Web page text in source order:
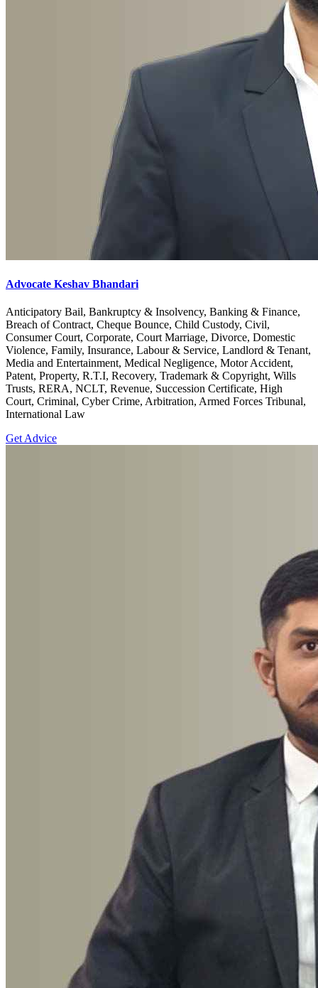
Advocate Keshav Bhandari
Anticipatory Bail, Bankruptcy & Insolvency, Banking & Finance,
Breach of Contract, Cheque Bounce, Child Custody, Civil,
Consumer Court, Corporate, Court Marriage, Divorce, Domestic
Violence, Family, Insurance, Labour & Service, Landlord & Tenant,
Media and Entertainment, Medical Negligence, Motor Accident,
Patent, Property, R.T.I, Recovery, Trademark & Copyright, Wills
Trusts, RERA, NCLT, Revenue, Succession Certificate, High
Court, Criminal, Cyber Crime, Arbitration, Armed Forces Tribunal,
International Law
Get Advice